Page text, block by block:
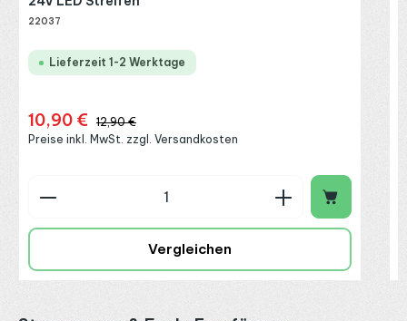
22037
Lieferzeit 1-2 Werktage
Verkaufspreis:
10,90 € Regulärer Preis:
12,90 €
Preise inkl. MwSt. zzgl. Versandkosten
Produkt Anzahl: Gib den gewünschten Wert
Vergleichen